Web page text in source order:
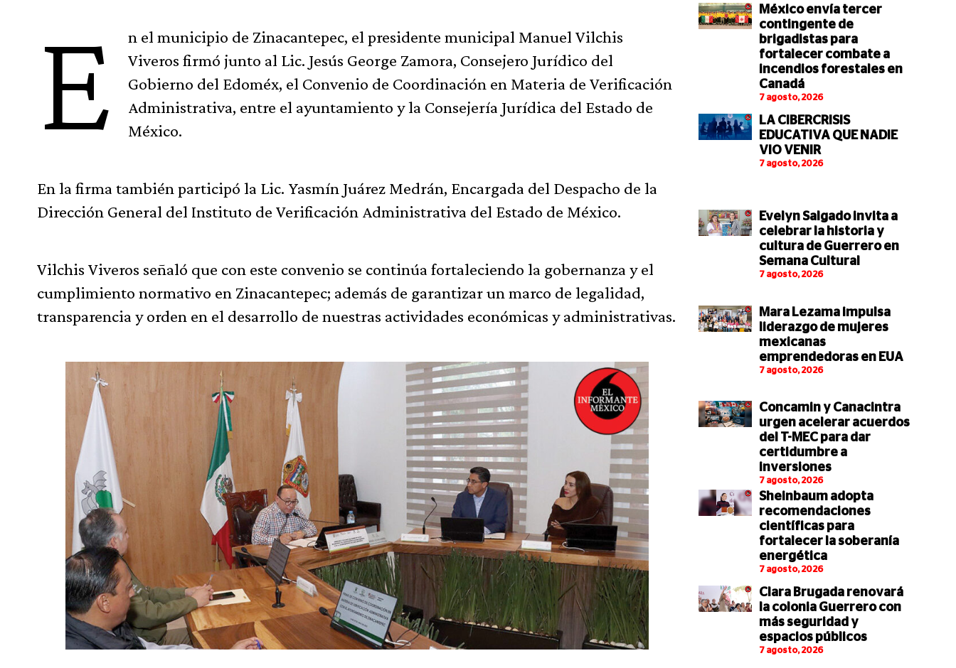
E
n el municipio de Zinacantepec, el presidente municipal Manuel Vilchis
Viveros firmó junto al Lic. Jesús George Zamora, Consejero Jurídico del
Gobierno del Edoméx, el Convenio de Coordinación en Materia de Verificación
Administrativa, entre el ayuntamiento y la Consejería Jurídica del Estado de
México.
En la firma también participó la Lic. Yasmín Juárez Medrán, Encargada del Despacho de la
Dirección General del Instituto de Verificación Administrativa del Estado de México.
Vilchis Viveros señaló que con este convenio se continúa fortaleciendo la gobernanza y el
cumplimiento normativo en Zinacantepec; además de garantizar un marco de legalidad,
transparencia y orden en el desarrollo de nuestras actividades económicas y administrativas.
México envía tercer
contingente de
brigadistas para
fortalecer combate a
incendios forestales en
Canadá
7 agosto, 2026
LA CIBERCRISIS
EDUCATIVA QUE NADIE
VIO VENIR
7 agosto, 2026
Evelyn Salgado invita a
celebrar la historia y
cultura de Guerrero en
Semana Cultural
7 agosto, 2026
Mara Lezama impulsa
liderazgo de mujeres
mexicanas
emprendedoras en EUA
7 agosto, 2026
Concamin y Canacintra
urgen acelerar acuerdos
del T-MEC para dar
certidumbre a
inversiones
7 agosto, 2026
Sheinbaum adopta
recomendaciones
científicas para
fortalecer la soberanía
energética
7 agosto, 2026
Clara Brugada renovará
la colonia Guerrero con
más seguridad y
espacios públicos
7 agosto, 2026